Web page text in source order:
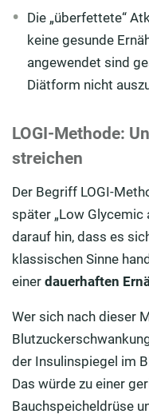
Die „überfettete“
keine gesunde
angewendet sind
Diätform nicht
LOGI-Methode:
streichen
Der Begriff LOGI-
später „Low
darauf hin, dass es
klassischen Sinne
einer dauerhaften
Wer sich nach dieser
der Insulinspiegel im
Das würde zu einer
Bauchspeicheldrüse